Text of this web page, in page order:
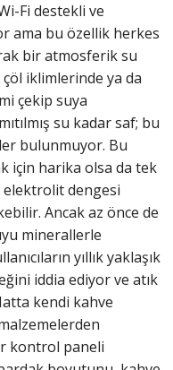
Fi destekli ve
ama bu özellik herkes
bir atmosferik su
iklimlerinde ya da
çekip suya
su kadar saf; bu
bulunmuyor. Bu
için harika olsa da tek
elektrolit dengesi
Ancak az önce de
minerallerle
yıllık yaklaşık
iddia ediyor ve atık
kendi kahve
kontrol paneli